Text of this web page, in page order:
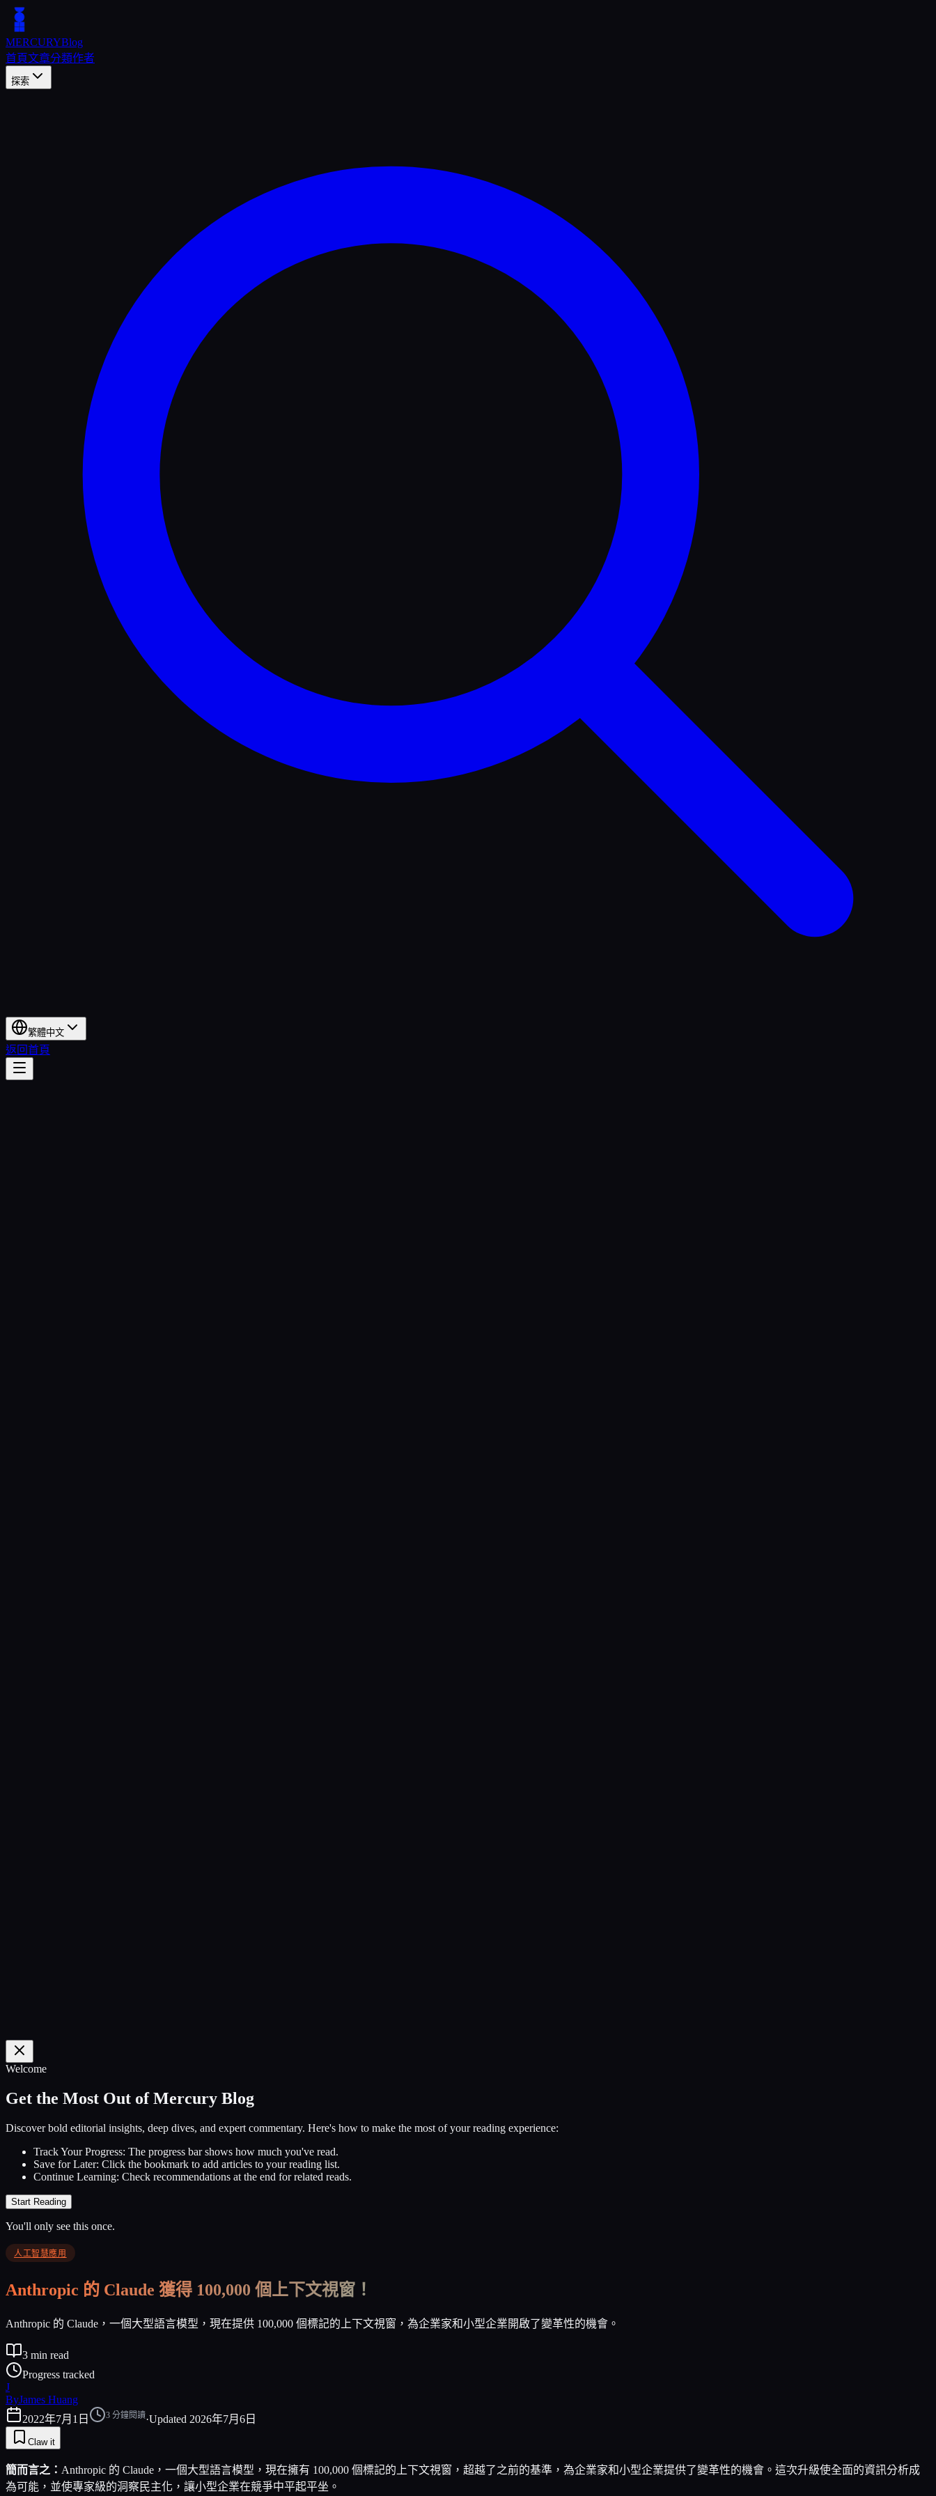
MERCURYBlog
首頁文章分類作者
探索
繁體中文
返回首頁
%
Welcome
Get the Most Out of Mercury Blog
Discover bold editorial insights, deep dives, and expert commentary. Here's how to make the most of your reading experience:
Track Your Progress: The progress bar shows how much you've read.
Save for Later: Click the bookmark to add articles to your reading list.
Continue Learning: Check recommendations at the end for related reads.
Start Reading
You'll only see this once.
人工智慧應用
Anthropic 的 Claude 獲得 100,000 個上下文視窗！
Anthropic 的 Claude，一個大型語言模型，現在提供 100,000 個標記的上下文視窗，為企業家和小型企業開啟了變革性的機會。
3 min read
Progress tracked
J
ByJames Huang
2022年7月1日
3 分鐘閱讀·Updated 2026年7月6日
Claw it
簡而言之： Anthropic 的 Claude，一個大型語言模型，現在擁有 100,000 個標記的上下文視窗，超越了之前的基準，為企業家和小型企業提供了變革性的機會。這次升級使全面的資訊分析成
為可能，並使專家級的洞察民主化，讓小型企業在競爭中平起平坐。